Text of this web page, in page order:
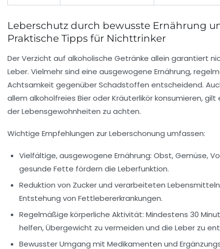
Leberschutz durch bewusste Ernährung
Praktische Tipps für Nichttrinker
Der Verzicht auf alkoholische Getränke allein garantiert
Leber. Vielmehr sind eine ausgewogene Ernährung,
Achtsamkeit gegenüber Schadstoffen entscheidend.
allem alkoholfreies Bier oder Kräuterlikör konsumieren,
der Lebensgewohnheiten zu achten.
Wichtige Empfehlungen zur Leberschonung umfassen:
Vielfältige, ausgewogene Ernährung: Obst, Gemüse,
gesunde Fette fördern die Leberfunktion.
Reduktion von Zucker und verarbeiteten
Entstehung von Fettlebererkrankungen.
Regelmäßige körperliche Aktivität: Mindestens 30
helfen, Übergewicht zu vermeiden und die Leber zu
Bewusster Umgang mit Medikamenten und